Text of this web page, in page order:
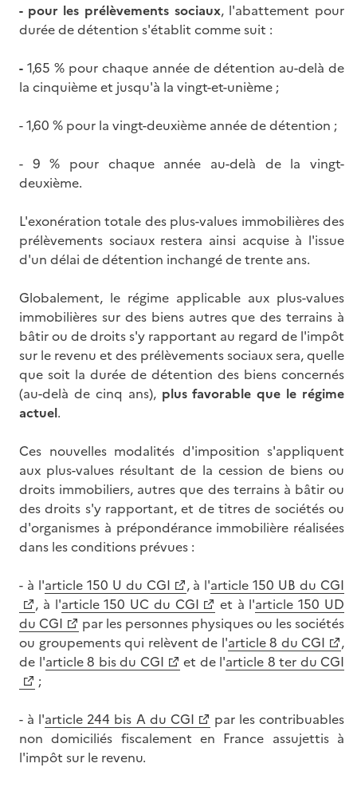
- pour les prélèvements sociaux, l'abattement pour
durée de détention s'établit comme suit :
- 1,65 % pour chaque année de détention au-delà de
la cinquième et jusqu'à la vingt-et-unième ;
- 1,60 % pour la vingt-deuxième année de détention ;
- 9 % pour chaque année au-delà de la vingt-
deuxième.
L'exonération totale des plus-values immobilières des
prélèvements sociaux restera ainsi acquise à l'issue
d'un délai de détention inchangé de trente ans.
Globalement, le régime applicable aux plus-values
immobilières sur des biens autres que des terrains à
bâtir ou de droits s'y rapportant au regard de l'impôt
sur le revenu et des prélèvements sociaux sera, quelle
que soit la durée de détention des biens concernés
(au-delà de cinq ans), plus favorable que le régime
actuel.
Ces nouvelles modalités d'imposition s'appliquent
aux plus-values résultant de la cession de biens ou
droits immobiliers, autres que des terrains à bâtir ou
des droits s'y rapportant, et de titres de sociétés ou
d'organismes à prépondérance immobilière réalisées
dans les conditions prévues :
- à l'article 150 U du CGI , à l'article 150 UB du CGI
, à l'article 150 UC du CGI et à l'article 150 UD
du CGI
par les personnes physiques ou les sociétés
ou groupements qui relèvent de l'article 8 du CGI
,
de l'article 8 bis du CGI et de l'article 8 ter du CGI
;
- à l'article 244 bis A du CGI
par les contribuables
non domiciliés fiscalement en France assujettis à
l'impôt sur le revenu.